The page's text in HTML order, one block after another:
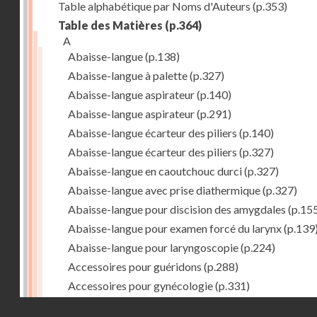
Table alphabétique par Noms d'Auteurs (p.353)
Table des Matières (p.364)
A
Abaisse-langue(p.138)
Abaisse-langue à palette(p.327)
Abaisse-langue aspirateur(p.140)
Abaisse-langue aspirateur(p.291)
Abaisse-langue écarteur des piliers (p.140)
Abaisse-langue écarteur des piliers (p.327)
Abaisse-langue en caoutchouc durci(p.327)
Abaisse-langue avec prise diathermique(p.327)
Abaisse-langue pour discision des amygdales
Abaisse-langue pour examen forcé du larynx
Abaisse-langue pour laryngoscopie(p.224)
Accessoires pour guéridons (p.288)
Accessoires pour gynécologie(p.331)